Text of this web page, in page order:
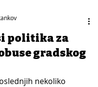
politika za
gradskog
nekoliko